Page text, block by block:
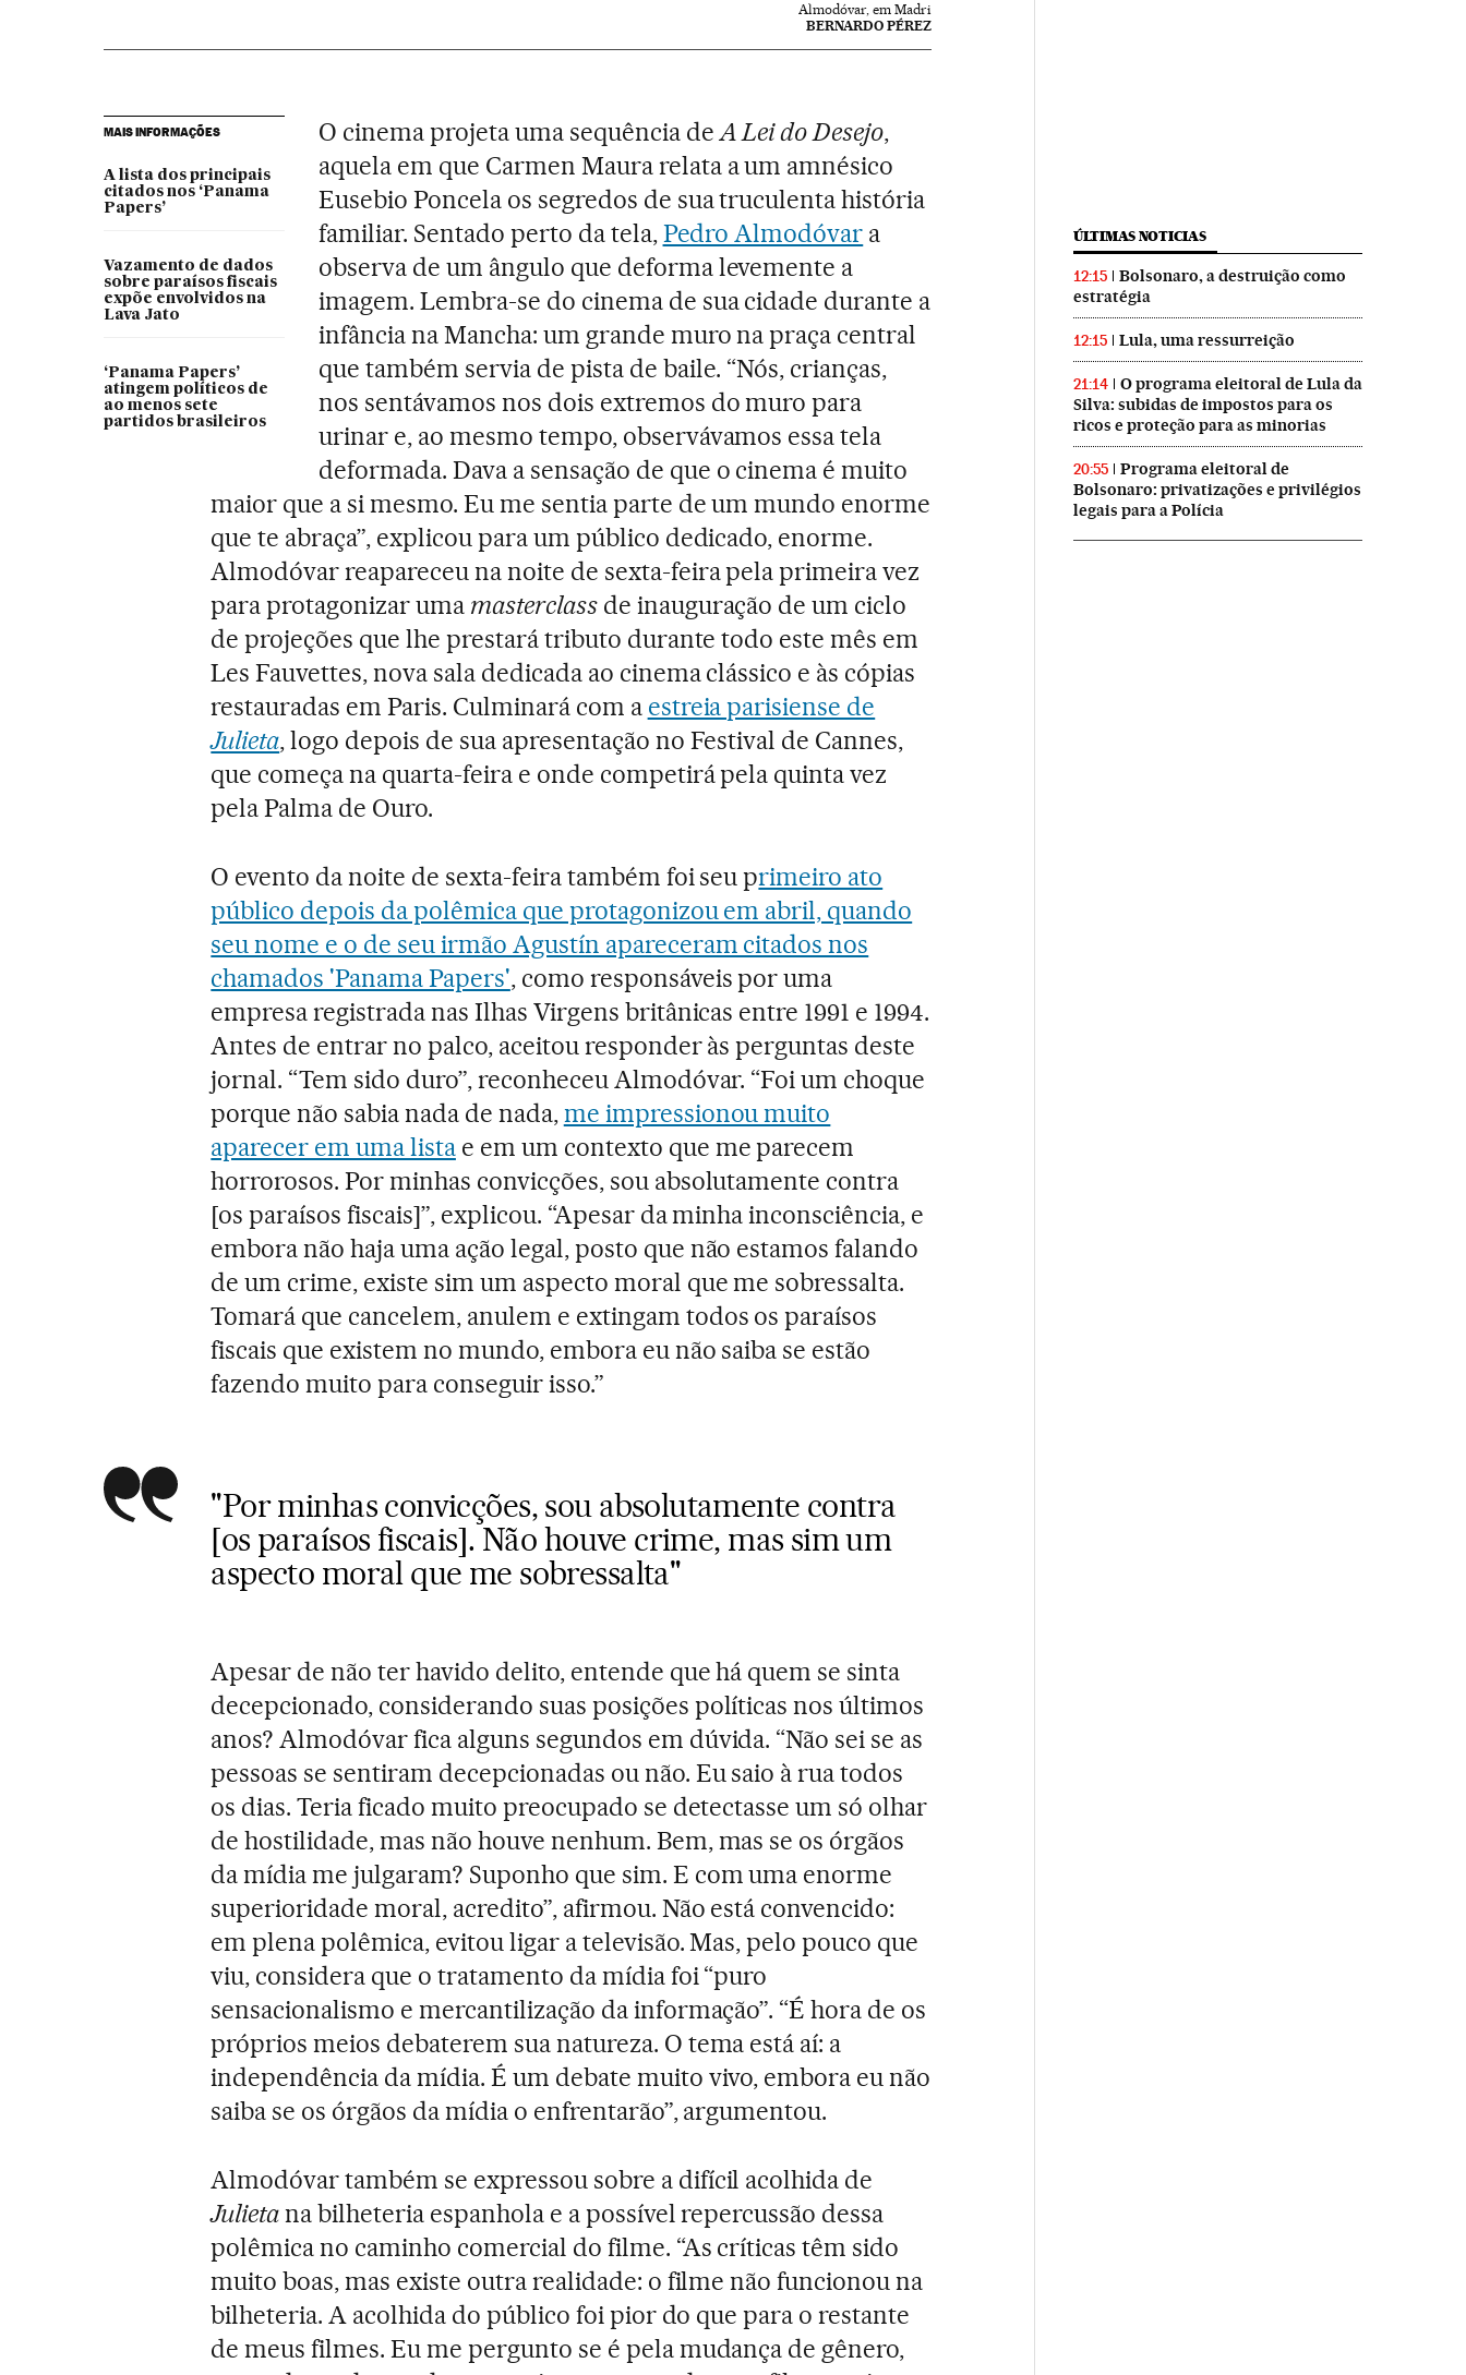
Almodóvar, em Madri
BERNARDO PÉREZ
MAIS INFORMAÇÕES
A lista dos principais
citados nos ‘Panama
Papers’
Vazamento de dados
sobre paraísos fiscais
expõe envolvidos na
Lava Jato
‘Panama Papers’
atingem políticos de
ao menos sete
partidos brasileiros
O cinema projeta uma sequência deA Lei do Desejo,
aquela em que Carmen Maura relata a um amnésico
Eusebio Poncela os segredos de sua truculenta história
familiar. Sentado perto da tela,Pedro Almodóvar a
observa de um ângulo que deforma levemente a
imagem. Lembra-se do cinema de sua cidade durante a
infância na Mancha: um grande muro na praça central
que também servia de pista de baile. “Nós, crianças,
nos sentávamos nos dois extremos do muro para
urinar e, ao mesmo tempo, observávamos essa tela
deformada. Dava a sensação de que o cinema é muito
maior que a si mesmo. Eu me sentia parte de um mundo enorme
que te abraça”, explicou para um público dedicado, enorme.
Almodóvar reapareceu na noite de sexta-feira pela primeira vez
para protagonizar uma masterclassde inauguração de um ciclo
de projeções que lhe prestará tributo durante todo este mês em
Les Fauvettes, nova sala dedicada ao cinema clássico e às cópias
restauradas em Paris. Culminará com a estreia parisiense de
Julieta, logo depois de sua apresentação no Festival de Cannes,
que começa na quarta-feira e onde competirá pela quinta vez
pela Palma de Ouro.
O evento da noite de sexta-feira também foi seu primeiro ato
público depois da polêmica que protagonizou em abril, quando
seu nome e o de seu irmão Agustín apareceram citados nos
chamados 'Panama Papers', como responsáveis por uma
empresa registrada nas Ilhas Virgens britânicas entre 1991 e 1994.
Antes de entrar no palco, aceitou responder às perguntas deste
jornal. “Tem sido duro”, reconheceu Almodóvar. “Foi um choque
porque não sabia nada de nada,me impressionou muito
aparecer em uma listae em um contexto que me parecem
horrorosos. Por minhas convicções, sou absolutamente contra
[os paraísos fiscais]”, explicou. “Apesar da minha inconsciência, e
embora não haja uma ação legal, posto que não estamos falando
de um crime, existe sim um aspecto moral que me sobressalta.
Tomará que cancelem, anulem e extingam todos os paraísos
fiscais que existem no mundo, embora eu não saiba se estão
fazendo muito para conseguir isso.”
"Por minhas convicções, sou absolutamente contra
[os paraísos fiscais]. Não houve crime, mas sim um
aspecto moral que me sobressalta"
Apesar de não ter havido delito, entende que há quem se sinta
decepcionado, considerando suas posições políticas nos últimos
anos? Almodóvar fica alguns segundos em dúvida. “Não sei se as
pessoas se sentiram decepcionadas ou não. Eu saio à rua todos
os dias. Teria ficado muito preocupado se detectasse um só olhar
de hostilidade, mas não houve nenhum. Bem, mas se os órgãos
da mídia me julgaram? Suponho que sim. E com uma enorme
superioridade moral, acredito”, afirmou. Não está convencido:
em plena polêmica, evitou ligar a televisão. Mas, pelo pouco que
viu, considera que o tratamento da mídia foi “puro
sensacionalismo e mercantilização da informação”. “É hora de os
próprios meios debaterem sua natureza. O tema está aí: a
independência da mídia. É um debate muito vivo, embora eu não
saiba se os órgãos da mídia o enfrentarão”, argumentou.
Almodóvar também se expressou sobre a difícil acolhida de
Julietana bilheteria espanhola e a possível repercussão dessa
polêmica no caminho comercial do filme. “As críticas têm sido
muito boas, mas existe outra realidade: o filme não funcionou na
bilheteria. A acolhida do público foi pior do que para o restante
de meus filmes. Eu me pergunto se é pela mudança de gênero,
ÚLTIMAS NOTICIAS
12:15
Bolsonaro, a destruição como
estratégia
12:15 Lula, uma ressurreição
21:14
O programa eleitoral de Lula da
Silva: subidas de impostos para os
ricos e proteção para as minorias
20:55
Programa eleitoral de
Bolsonaro: privatizações e privilégios
legais para a Polícia